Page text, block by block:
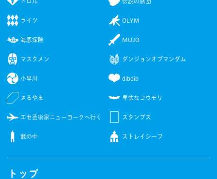
ライツ OLYM
海底探険 MUJO
マスクメン ダンジョンオブマンダム
小早川 dibdib
さるやま 卑怯なコウモリ
エセ芸術家ニューヨークへ行く スタンプス
藪の中 ストレイシーフ
トップ